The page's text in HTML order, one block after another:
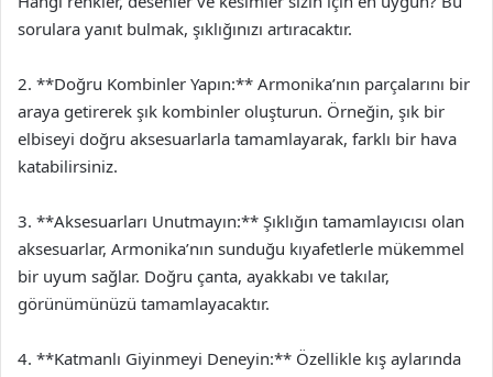
sorulara yanıt bulmak, şıklığınızı artıracaktır.
2. **Doğru Kombinler Yapın:** Armonika’nın parçalarını bir
araya getirerek şık kombinler oluşturun. Örneğin, şık bir
elbiseyi doğru aksesuarlarla tamamlayarak, farklı bir hava
katabilirsiniz.
3. **Aksesuarları Unutmayın:** Şıklığın tamamlayıcısı olan
aksesuarlar, Armonika’nın sunduğu kıyafetlerle mükemmel
bir uyum sağlar. Doğru çanta, ayakkabı ve takılar,
görünümünüzü tamamlayacaktır.
4. **Katmanlı Giyinmeyi Deneyin:** Özellikle kış aylarında